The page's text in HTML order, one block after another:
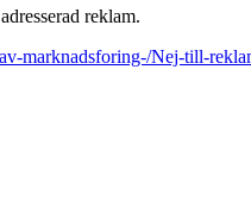
reklam.
marknadsforing-/Nej-till-